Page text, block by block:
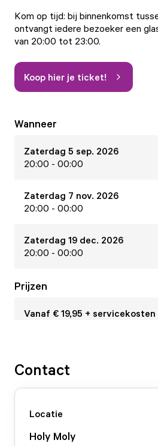
Kom op tijd: bij binnenkomst
ontvangt iedere bezoeker een
van 20:00 tot 23:00.
Koop hier je ticket!
Wanneer
Zaterdag 5 sep. 2026
20:00 - 00:00
Zaterdag 7 nov. 2026
20:00 - 00:00
Zaterdag 19 dec. 2026
20:00 - 00:00
Prijzen
Vanaf € 19,95 + servicekosten
Contact
Locatie
Holy Moly